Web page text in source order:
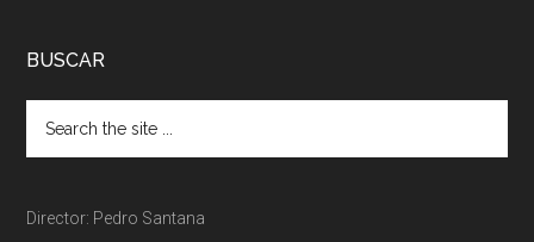
BUSCAR
Director: Pedro Santana